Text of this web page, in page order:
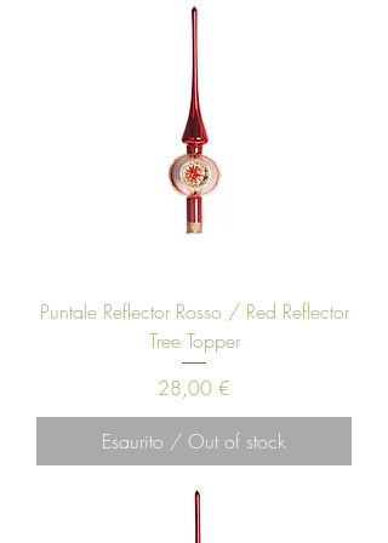
Puntale Reflector Rosso / Red Reflector
Tree Topper
Prezzo
28,00 €
Esaurito / Out of stock